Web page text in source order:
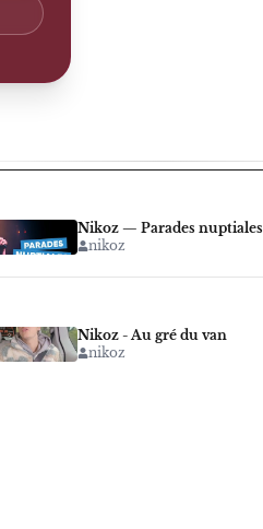
Nikoz — Parades nuptiales
nikoz
Nikoz - Au gré du van
nikoz